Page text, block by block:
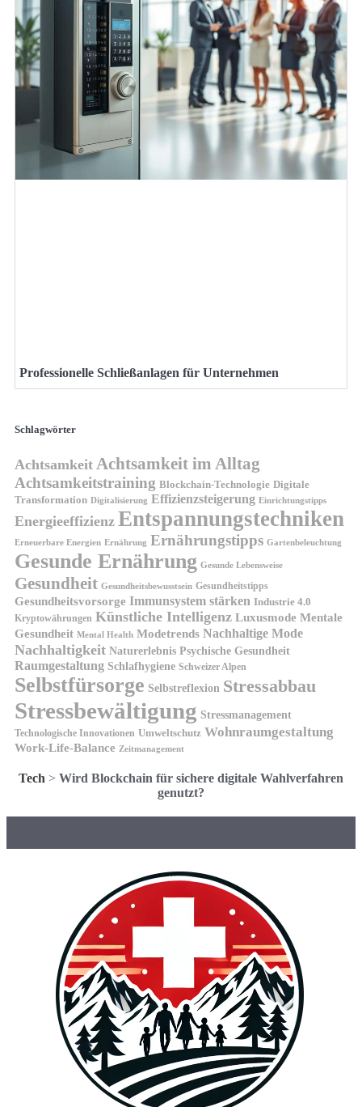
Professionelle Schließanlagen für Unternehmen
Schlagwörter
Achtsamkeit Achtsamkeit im Alltag
Achtsamkeitstraining Blockchain-Technologie Digitale
Transformation Digitalisierung Effizienzsteigerung Einrichtungstipps
Energieeffizienz Entspannungstechniken
Erneuerbare Energien Ernährung Ernährungstipps Gartenbeleuchtung
Gesunde Ernährung Gesunde Lebensweise
Gesundheit Gesundheitsbewusstsein Gesundheitstipps
Gesundheitsvorsorge Immunsystem stärken Industrie 4.0
Kryptowährungen Künstliche Intelligenz Luxusmode Mentale
Gesundheit Mental Health Modetrends Nachhaltige Mode
Nachhaltigkeit Naturerlebnis Psychische Gesundheit
Raumgestaltung Schlafhygiene Schweizer Alpen
Selbstfürsorge Selbstreflexion Stressabbau
Stressbewältigung Stressmanagement
Technologische Innovationen Umweltschutz Wohnraumgestaltung
Work-Life-Balance Zeitmanagement
Tech > Wird Blockchain für sichere digitale Wahlverfahren
genutzt?